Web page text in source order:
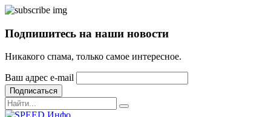
Подпишитесь на наши новости
Никакого спама, только самое интересное.
Ваш адрес e-mail
Подписаться